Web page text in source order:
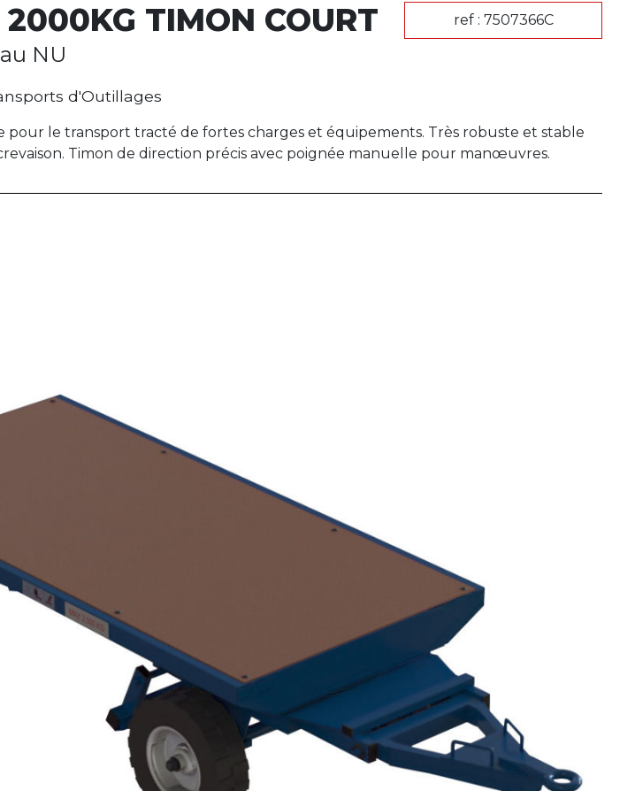
2000KG TIMON COURT
NU
ref : 7507366C
d'Outillages
pour le transport tracté de fortes charges et équipements. Très robuste et stable
Timon de direction précis avec poignée manuelle pour manœuvres.